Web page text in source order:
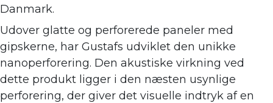
Danmark.
Udover glatte og perforerede paneler med
gipskerne, har Gustafs udviklet den unikke
nanoperforering. Den akustiske virkning ved
dette produkt ligger i den næsten usynlige
perforering, der giver det visuelle indtryk af en